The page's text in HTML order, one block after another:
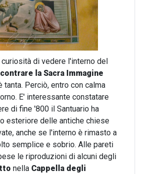
di vedere l'interno del
la Sacra Immagine
tanta. Perciò, entro con calma
E' interessante constatare
di fine '800 il Santuario ha
esteriore delle antiche chiese
anche se l'interno è rimasto a
semplice e sobrio. Alle pareti
le riproduzioni di alcuni degli
nella Cappella degli